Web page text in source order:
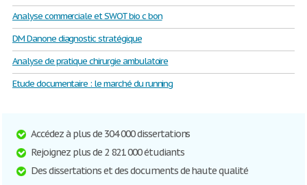
Analyse commerciale et SWOT bio c bon
DM Danone diagnostic stratégique
Analyse de pratique chirurgie ambulatoire
Etude documentaire : le marché du running
Accédez à plus de 304 000 dissertations
Rejoignez plus de 2 821 000 étudiants
Des dissertations et des documents de haute qualité